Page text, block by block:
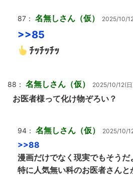
87： 名無しさん（仮） 2025/10/
>>85
ﾁｯﾁｯﾁｯ
88： 名無しさん（仮） 2025/10/12(
お医者様って化け物ぞろい？
94： 名無しさん（仮） 2025/10/
>>88
漫画だけでなく現実でもそうだ
特に人気無い科のお医者さん